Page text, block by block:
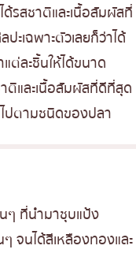
รสชาติและเนื้อสัมผัสที่
ะเฉพาะตัวเลยก็ว่าได้
ต่ละชิ้นให้ได้ขนาด
ติและเนื้อสัมผัสที่ดีที่สุด
ปตามชนิดของปลา
ๆ ที่นำมาชุบแป้ง
จนได้สีเหลืองทองและ